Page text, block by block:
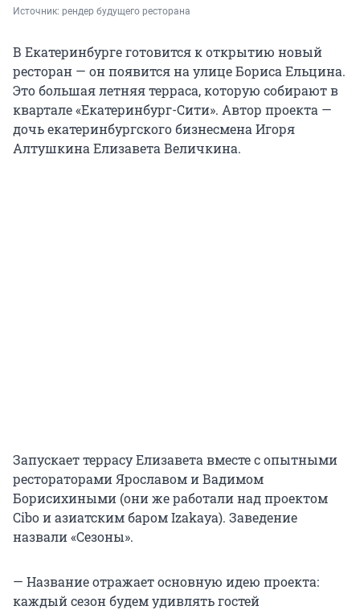
Источник: рендер будущего ресторана
В Екатеринбурге готовится к открытию новый
ресторан — он появится на улице Бориса Ельцина.
Это большая летняя терраса, которую собирают в
квартале «Екатеринбург-Сити». Автор проекта —
дочь екатеринбургского бизнесмена Игоря
Алтушкина Елизавета Величкина.
Запускает террасу Елизавета вместе с опытными
рестораторами Ярославом и Вадимом
Борисихиными (они же работали над проектом
Cibo и азиатским баром Izakaya). Заведение
назвали «Сезоны».
— Название отражает основную идею проекта:
каждый сезон будем удивлять гостей